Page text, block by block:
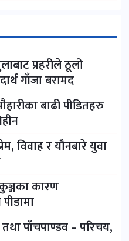
प्रहरीले ठूलो
गाँजा बरामद
बाढी पीडितहरु
विवाह र यौनबारे युवा
कारण
पाँचपाण्डव – परिचय,